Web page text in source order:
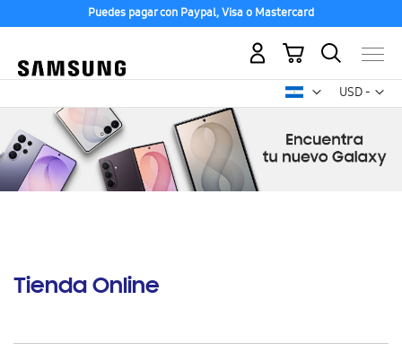
Puedes pagar con Paypal, Visa o Mastercard
USD -
dólar
Mi carrito
Tienda Online